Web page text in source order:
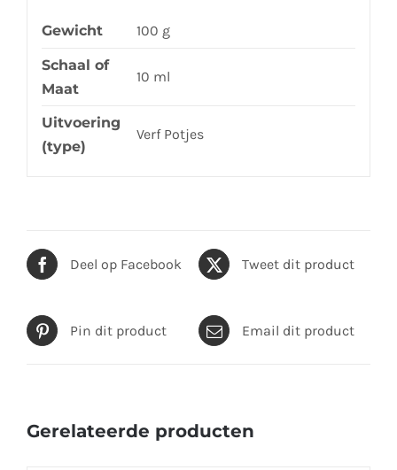
Gewicht 100 g
Schaal of
Maat
10 ml
Uitvoering
(type)
Verf Potjes
Deel op Facebook Tweet dit product
Pin dit product Email dit product
Gerelateerde producten